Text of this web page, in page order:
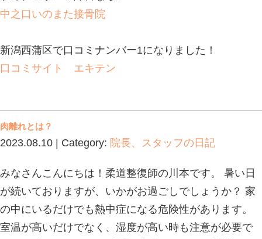
【診療日】 月〜日・祝祭日
19:00
19:00
【休診日】 年末年始
腰痛、肩痛、膝痛、交通事故、むち
ケガ、スポーツ障害なら！